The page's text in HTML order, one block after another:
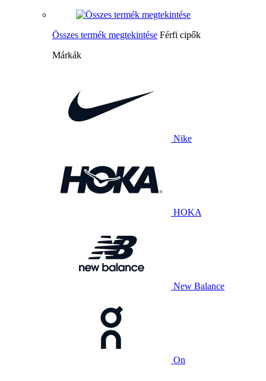
Összes termék megtekintése Férfi cipők
Márkák
Nike
HOKA
New Balance
On